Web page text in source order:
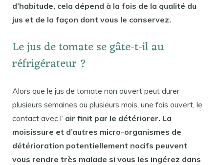
d’habitude, cela dépend à la fois de la qualité du
jus et de la façon dont vous le conservez.
Le jus de tomate se gâte-t-il au
réfrigérateur ?
Alors que le jus de tomate non ouvert peut durer
plusieurs semaines ou plusieurs mois, une fois ouvert, le
contact avec l’ air finit par le détériorer. La
moisissure et d’autres micro-organismes de
détérioration potentiellement nocifs peuvent
vous rendre très malade si vous les ingérez dans